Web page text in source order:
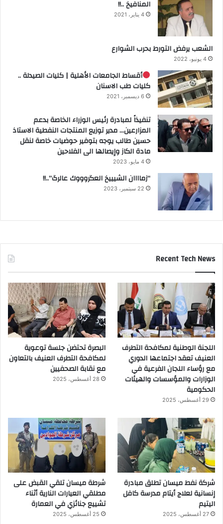
المنافيخ ..!!
4 يناير، 2021
الشعب يرفض التورط بحرب الشوارع
4 يونيو، 2022
أقساط الجامعات الأهلية | كليات الصيدلة ..
كليات طب الاسنان
6 ديسمبر، 2021
تنفيذاً لمبادرة رئيس الوزراء الخاصة بدعم
المزارعين… مدير توزيع المنتجات النفطية الاستاذ
حسين طالب يوجه بتوفير حوضيات خاصة لنقل
مادة الكاز وإيصالها الى الفلاحين
4 مايو، 2023
“زماااان الشيييخ العگروووك عالرگ”..!!
22 سبتمبر، 2023
Recent Tech News
اللجنة الوطنية لمكافحة التطرف
العنيف تعقد اجتماعها الدوري
مع رؤساء اللجان الفرعية في
الوزارات والمؤسسات والهيئات
الحكومية
29 أغسطس، 2025
البصرة تحتضن جلسة توعوية
لمكافحة التطرف العنيف بالتعاون
مع نقابة الصحفيين
28 أغسطس، 2025
شركة نفط ميسان تطلق مبادرة
إنسانية لعلاج أيتام مدرسة كافل
اليتيم
27 أغسطس، 2025
شرطة ميسان تلقي القبض على
مطلقي العيارات النارية أثناء
تشييع جنائزي في العمارة
25 أغسطس، 2025